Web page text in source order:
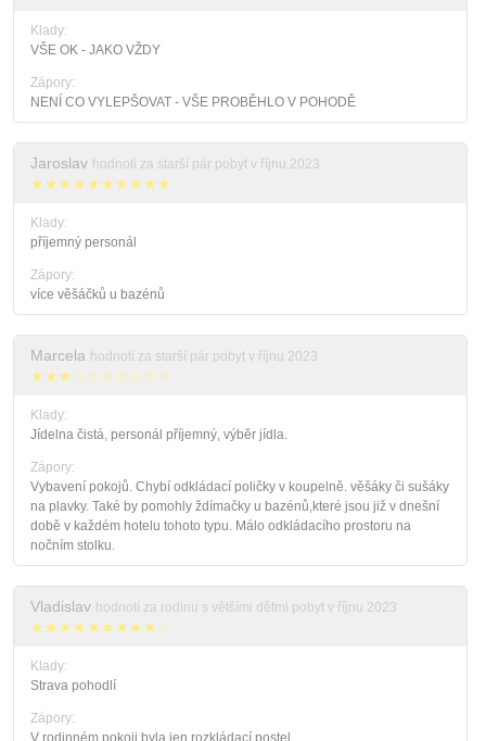
Klady:
VŠE OK - JAKO VŽDY
Zápory:
NENÍ CO VYLEPŠOVAT - VŠE PROBĚHLO V POHODĚ
Jaroslav hodnotí za starší pár pobyt v říjnu 2023
★★★★★★★★★★
Klady:
příjemný personál
Zápory:
více věšáčků u bazénů
Marcela hodnotí za starší pár pobyt v říjnu 2023
★★★☆☆☆☆☆☆☆
Klady:
Jídelna čistá, personál příjemný, výběr jídla.
Zápory:
Vybavení pokojů. Chybí odkládací poličky v koupelně. věšáky či sušáky
na plavky. Také by pomohly ždímačky u bazénů,které jsou již v dnešní
době v každém hotelu tohoto typu. Málo odkládacího prostoru na
nočním stolku.
Vladislav hodnotí za rodinu s většími dětmi pobyt v říjnu 2023
★★★★★★★★★☆
Klady:
Strava pohodlí
Zápory:
V rodinném pokoji byla jen rozkládací postel......